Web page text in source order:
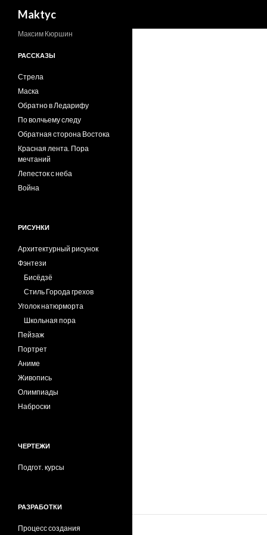
Maktyc
Максим Кюршин
РАССКАЗЫ
Стрела
Маска
Обратно в Ледарифу
По волчьему следу
Обратная сторона Востока
Красная лента. Пора
мечтаний
Лепесток с неба
Война
РИСУНКИ
Архитектурный рисунок
Фэнтези
Бисёдзё
Стиль Города грехов
Уголок натюрморта
Школьная пора
Пейзаж
Портрет
Аниме
Живопись
Олимпиады
Наброски
ЧЕРТЕЖИ
Подгот. курсы
РАЗРАБОТКИ
Процесс создания